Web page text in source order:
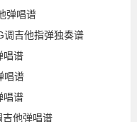
弹唱谱
调吉他指弹独奏谱
唱谱
唱谱
唱谱
吉他弹唱谱